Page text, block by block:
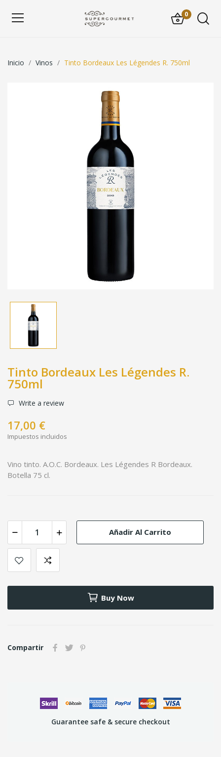
0
Inicio Vinos Tinto Bordeaux Les Légendes R. 750ml
Tinto Bordeaux Les Légendes R.
750ml
Write a review
17,00 €
Impuestos incluidos
Vino tinto. A.O.C. Bordeaux. Les Légendes R Bordeaux.
Botella 75 cl.
Añadir Al Carrito
Buy Now
Compartir
Guarantee safe & secure checkout